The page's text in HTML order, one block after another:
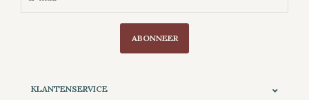
ABONNEER
KLANTENSERVICE